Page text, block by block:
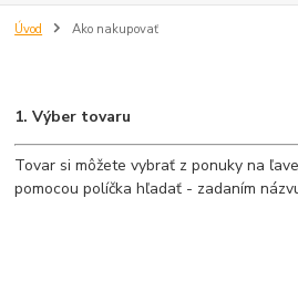
Úvod Ako nakupovať
1. Výber tovaru
Tovar si môžete vybrať z ponuky na
pomocou políčka hľadať - zadaním